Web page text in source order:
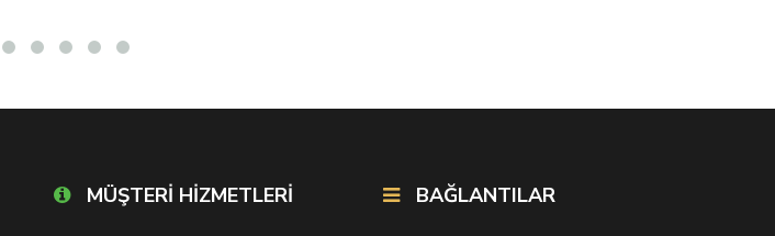
MÜŞTERİ HİZMETLERİ BAĞLANTILAR